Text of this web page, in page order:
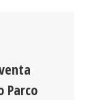
Parco